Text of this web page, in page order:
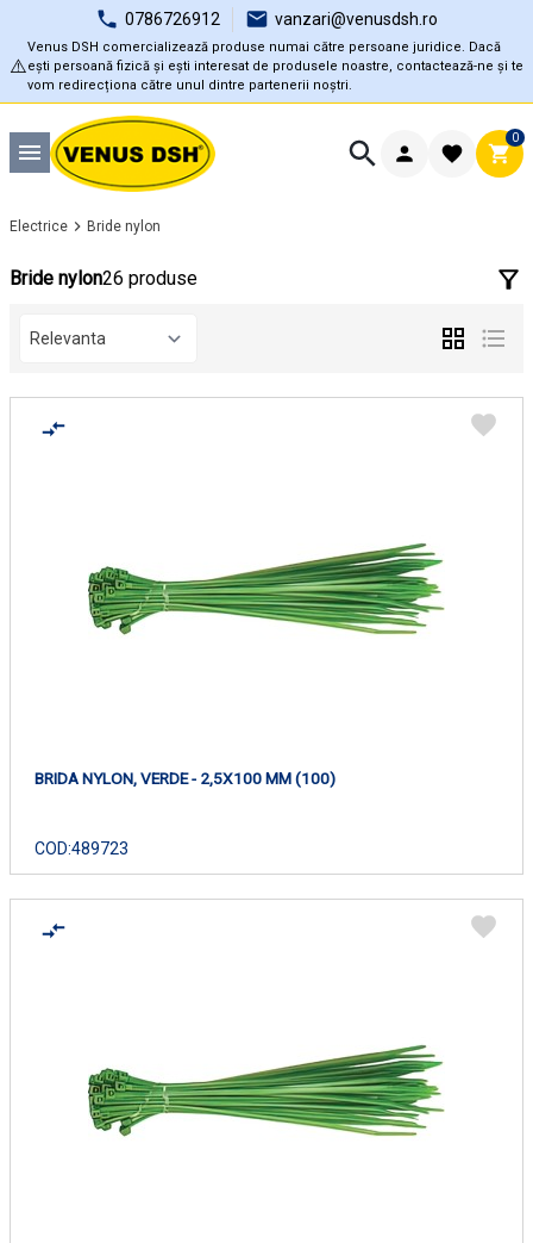
0786726912 vanzari@venusdsh.ro
⚠️
Venus DSH comercializează produse numai către persoane juridice. Dacă
ești persoană fizică și ești interesat de produsele noastre, contactează-ne și te
vom redirecționa către unul dintre partenerii noștri.
0
Electrice Bride nylon
Bride nylon26 produse
BRIDA NYLON, VERDE - 2,5X100 MM (100)
COD:489723